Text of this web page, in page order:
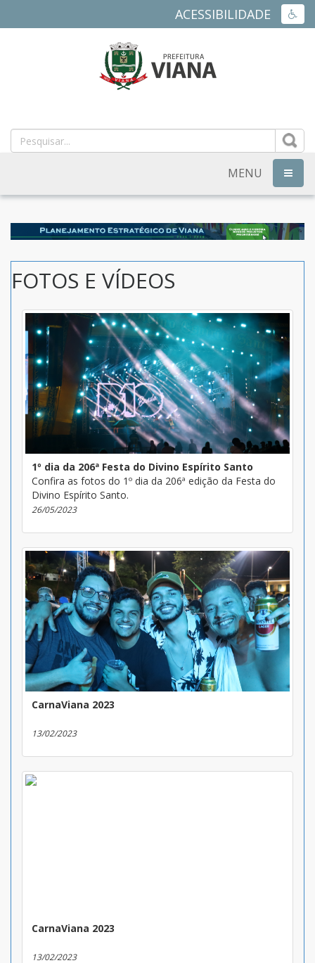
ACESSIBILIDADE
MUNICIPAL
DE
VIANA
ES
MENU
FOTOS E VÍDEOS
1º dia da 206ª Festa do Divino Espírito Santo
Confira as fotos do 1º dia da 206ª edição da Festa do
Divino Espírito Santo.
26/05/2023
CarnaViana 2023
13/02/2023
CarnaViana 2023
13/02/2023